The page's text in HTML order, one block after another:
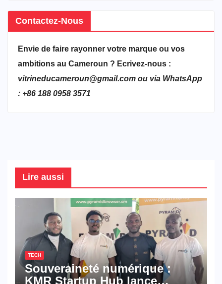
Contactez-Nous
Envie de faire rayonner votre marque ou vos
ambitions au Cameroun ? Ecrivez-nous :
vitrineducameroun@gmail.com ou via WhatsApp
: +86 188 0958 3571
Lire aussi
TECH
Souveraineté numérique :
KMR Startup Hub lance